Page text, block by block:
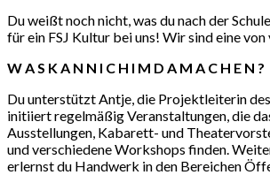
Du weißt noch nicht, was du nach der
für ein FSJ Kultur bei uns! Wir sind eine
W A S K A N N I C H I M D A M A C H E N ?
Du unterstützt Antje, die Projektleiterin
initiiert regelmäßig Veranstaltungen, die
Ausstellungen, Kabarett- und
und verschiedene Workshops finden.
erlernst du Handwerk in den Bereichen